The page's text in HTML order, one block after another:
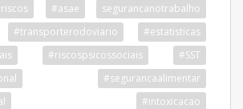
#asae
segurancanotrabalho
#transporterodoviario
#estatisticas
#riscospsicossociais
#SST
#segurancaalimentar
#intoxicacao